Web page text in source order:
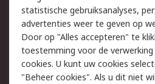
Track & Trace
Wettelijk
Cookiebeleid
Privacybeleid
statistische gebruiksanalyses,
advertenties weer te geven op
Door op "Alles accepteren" te
toestemming voor de
cookies. U kunt uw cookies
"Beheer cookies". Als u dit niet